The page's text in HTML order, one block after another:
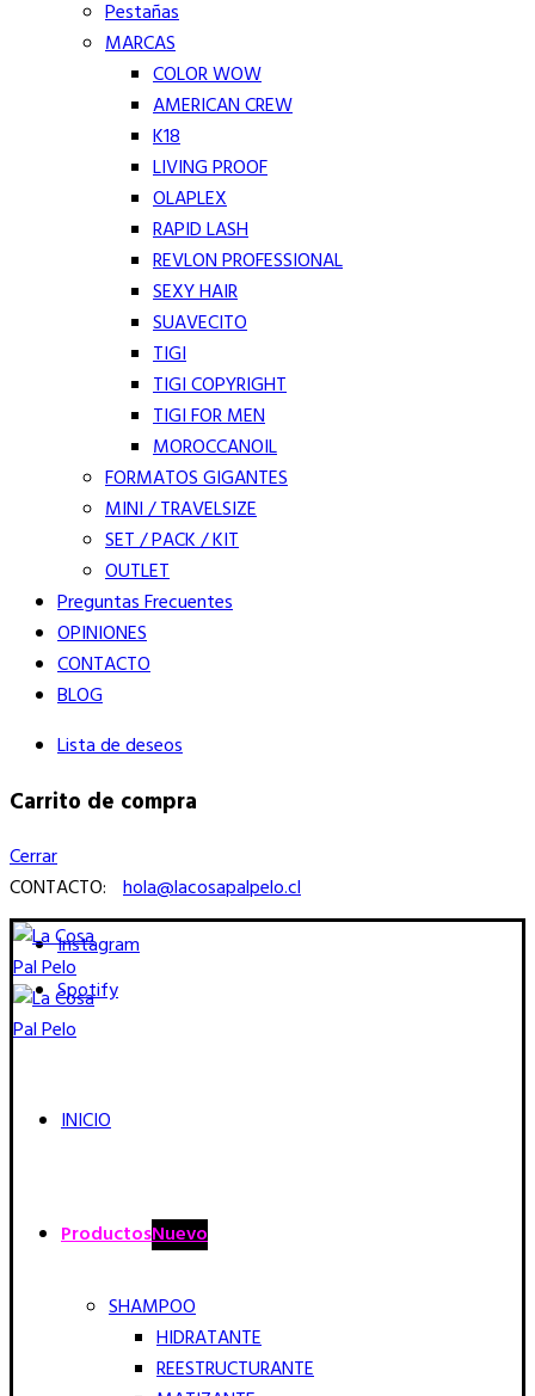
Pestañas
MARCAS
COLOR WOW
AMERICAN CREW
K18
LIVING PROOF
OLAPLEX
RAPID LASH
REVLON PROFESSIONAL
SEXY HAIR
SUAVECITO
TIGI
TIGI COPYRIGHT
TIGI FOR MEN
MOROCCANOIL
FORMATOS GIGANTES
MINI / TRAVELSIZE
SET / PACK / KIT
OUTLET
Preguntas Frecuentes
OPINIONES
CONTACTO
BLOG
Lista de deseos
Carrito de compra
Cerrar
CONTACTO: hola@lacosapalpelo.cl
Instagram
Spotify
INICIO
ProductosNuevo
SHAMPOO
HIDRATANTE
REESTRUCTURANTE